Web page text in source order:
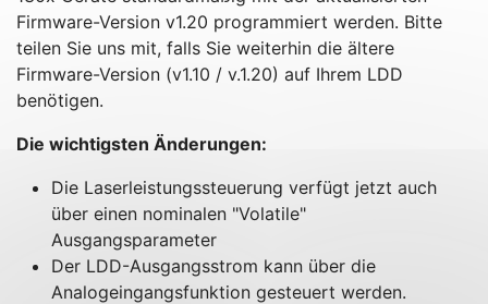
Firmware-Version v1.20 programmiert werden. Bitte
teilen Sie uns mit, falls Sie weiterhin die ältere
Firmware-Version (v1.10 / v.1.20) auf Ihrem LDD
benötigen.
Die wichtigsten Änderungen:
Die Laserleistungssteuerung verfügt jetzt auch
über einen nominalen "Volatile"
Ausgangsparameter
Der LDD-Ausgangsstrom kann über die
Analogeingangsfunktion gesteuert werden.